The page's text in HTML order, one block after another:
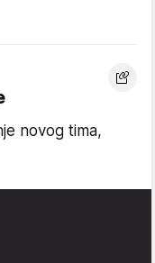
novog tima,